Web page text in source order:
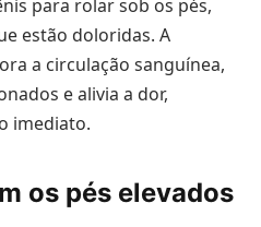
para rolar sob os pés,
estão doloridas. A
a circulação sanguínea,
e alivia a dor,
imediato.
os pés elevados